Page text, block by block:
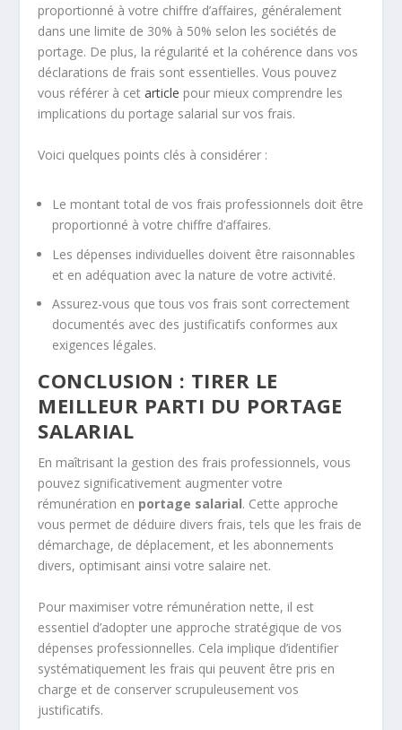
proportionné à votre chiffre d’affaires, généralement
dans une limite de 30% à 50% selon les sociétés de
portage. De plus, la régularité et la cohérence dans vos
déclarations de frais sont essentielles. Vous pouvez
vous référer à cetarticle pour mieux comprendre les
implications du portage salarial sur vos frais.
Voici quelques points clés à considérer :
Le montant total de vos frais professionnels doit être
proportionné à votre chiffre d’affaires.
Les dépenses individuelles doivent être raisonnables
et en adéquation avec la nature de votre activité.
Assurez-vous que tous vos frais sont correctement
documentés avec des justificatifs conformes aux
exigences légales.
CONCLUSION : TIRER LE
MEILLEUR PARTI DU PORTAGE
SALARIAL
En maîtrisant la gestion des frais professionnels, vous
pouvez significativement augmenter votre
rémunération en portage salarial. Cette approche
vous permet de déduire divers frais, tels que les frais de
démarchage, de déplacement, et les abonnements
divers, optimisant ainsi votre salaire net.
Pour maximiser votre rémunération nette, il est
essentiel d’adopter une approche stratégique de vos
dépenses professionnelles. Cela implique d’identifier
systématiquement les frais qui peuvent être pris en
charge et de conserver scrupuleusement vos
justificatifs.